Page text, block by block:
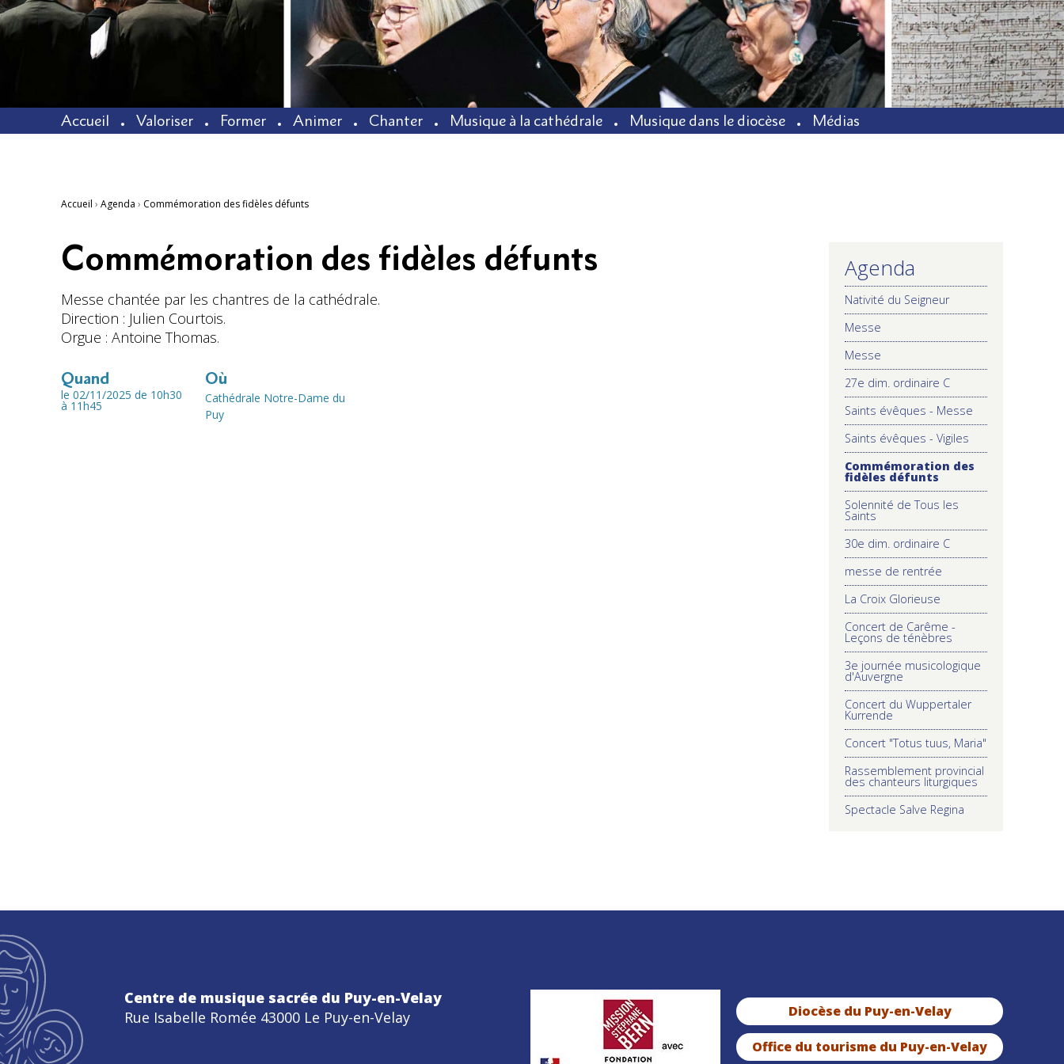
Accueil Valoriser Former Animer Chanter Musique à la cathédrale Musique dans le diocèse Médias
Accueil › Agenda › Commémoration des fidèles défunts
NAVIGATION
Agenda
Nativité du Seigneur
Messe
Messe
27e dim. ordinaire C
Saints évêques - Messe
Saints évêques - Vigiles
Commémoration des
fidèles défunts
Solennité de Tous les
Saints
30e dim. ordinaire C
messe de rentrée
La Croix Glorieuse
Concert de Carême -
Leçons de ténèbres
3e journée musicologique
d'Auvergne
Concert du Wuppertaler
Kurrende
Concert "Totus tuus, Maria"
Rassemblement provincial
des chanteurs liturgiques
Spectacle Salve Regina
Commémoration des fidèles défunts
Messe chantée par les chantres de la cathédrale.
Direction : Julien Courtois.
Orgue : Antoine Thomas.
Quand
le 02/11/2025 de 10h30
à 11h45
Où
Cathédrale Notre-Dame du
Puy
Diocèse du Puy-en-Velay
Office du tourisme du Puy-en-Velay
Centre de musique sacrée du Puy-en-Velay
Rue Isabelle Romée 43000 Le Puy-en-Velay